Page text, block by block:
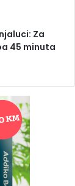
Za
45 minuta